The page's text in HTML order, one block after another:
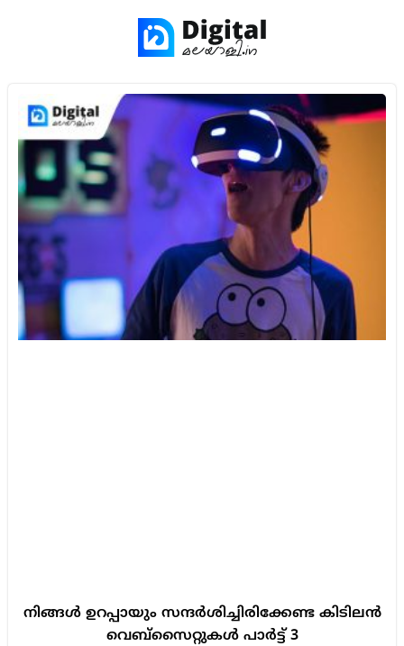
നിങ്ങൾ ഉറപ്പായും സന്ദർശിച്ചിരിക്കേണ്ട കിടിലൻ
വെബ്സൈറ്റുകൾ പാർട്ട് 3